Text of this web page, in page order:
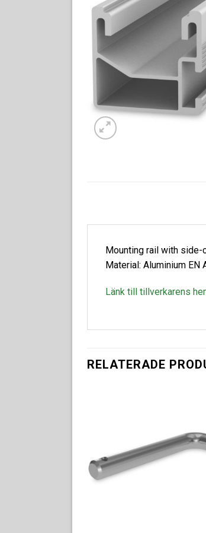
Mounting rail with side-
Material: Aluminium EN
Länk till tillverkarens
RELATERADE